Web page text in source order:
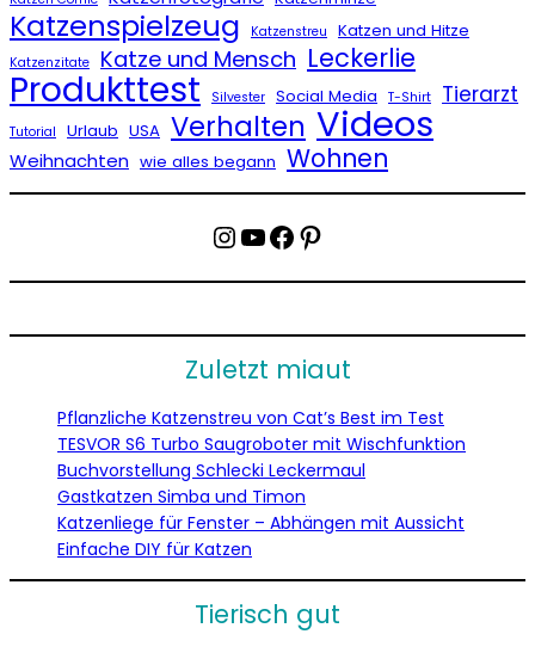
Katzenspielzeug Katzenstreu Katzen und Hitze
Katzenzitate Katze und Mensch Leckerlie
Produkttest Silvester Social Media T-Shirt Tierarzt
Tutorial Urlaub USA Verhalten Videos
Weihnachten wie alles begann Wohnen
Instagram
YouTube
Facebook
Pinterest
Zuletzt miaut
Pflanzliche Katzenstreu von Cat’s Best im Test
TESVOR S6 Turbo Saugroboter mit Wischfunktion
Buchvorstellung Schlecki Leckermaul
Gastkatzen Simba und Timon
Katzenliege für Fenster – Abhängen mit Aussicht
Einfache DIY für Katzen
Tierisch gut